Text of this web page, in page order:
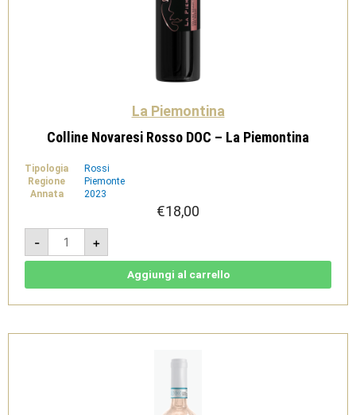
La Piemontina
Colline Novaresi Rosso DOC – La Piemontina
Tipologia
Rossi
Regione
Piemonte
Annata
2023
€18,00
-
Colline
Novaresi
Rosso
DOC
quantità
+
Aggiungi al carrello